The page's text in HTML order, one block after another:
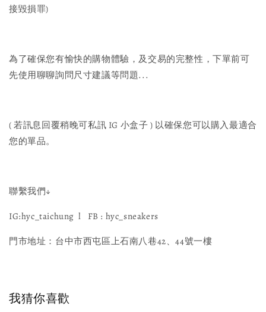
接毀損罪)
為了確保您有愉快的購物體驗，及交易的完整性，下單前可
先使用聊聊詢問尺寸建議等問題...
( 若訊息回覆稍晚可私訊 IG 小盒子 ) 以確保您可以購入最適合
您的單品。
聯繫我們↓
IG:hyc_taichung l FB : hyc_sneakers
門市地址：台中市西屯區上石南八巷42、44號一樓
我猜你喜歡